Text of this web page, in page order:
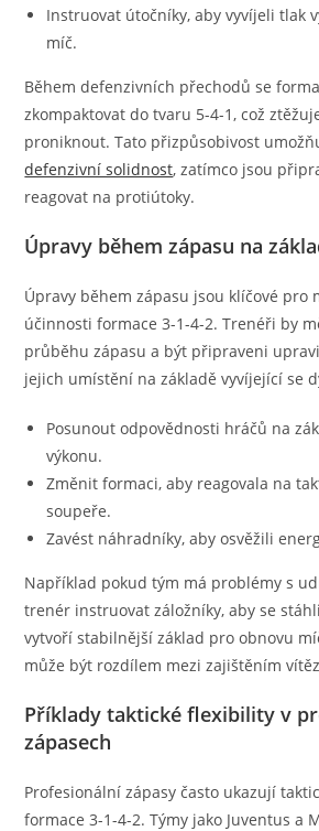
Instruovat útočníky, aby vyvíjeli tlak
míč.
Během defenzivních přechodů se
zkompaktovat do tvaru 5-4-1, což
proniknout. Tato přizpůsobivost
defenzivní solidnost, zatímco jsou
reagovat na protiútoky.
Úpravy během zápasu na
Úpravy během zápasu jsou klíčové pro
účinnosti formace 3-1-4-2. Trenéři by
průběhu zápasu a být připraveni
jejich umístění na základě vyvíjející se
Posunout odpovědnosti hráčů na
výkonu.
Změnit formaci, aby reagovala na
soupeře.
Zavést náhradníky, aby osvěžili
Například pokud tým má problémy s
trenér instruovat záložníky, aby se
vytvoří stabilnější základ pro obnovu
může být rozdílem mezi zajištěním
Příklady taktické flexibility v
zápasech
Profesionální zápasy často ukazují
formace 3-1-4-2. Týmy jako Juventus a